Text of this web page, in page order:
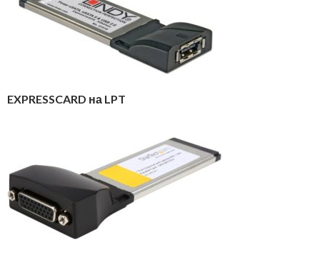
EXPRESSCARD на LPT